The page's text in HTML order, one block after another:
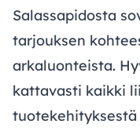
Salassapidosta
tarjouksen
arkaluonteista.
kattavasti kaikki